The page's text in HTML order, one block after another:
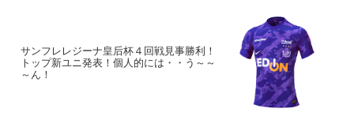
サンフレレジーナ皇后杯４回戦見事勝利！
トップ新ユニ発表！個人的には・・う～～
～ん！